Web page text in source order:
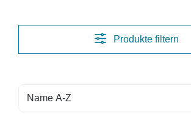
Produkte filtern